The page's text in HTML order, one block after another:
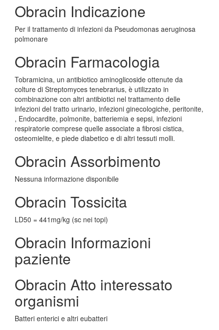
Obracin Indicazione
Per il trattamento di infezioni da Pseudomonas aeruginosa
polmonare
Obracin Farmacologia
Tobramicina, un antibiotico aminoglicoside ottenute da
colture di Streptomyces tenebrarius, è utilizzato in
combinazione con altri antibiotici nel trattamento delle
infezioni del tratto urinario, infezioni ginecologiche, peritonite,
, Endocardite, polmonite, batteriemia e sepsi, infezioni
respiratorie comprese quelle associate a fibrosi cistica,
osteomielite, e piede diabetico e di altri tessuti molli.
Obracin Assorbimento
Nessuna informazione disponibile
Obracin Tossicita
LD50 = 441mg/kg (sc nei topi)
Obracin Informazioni
paziente
Obracin Atto interessato
organismi
Batteri enterici e altri eubatteri